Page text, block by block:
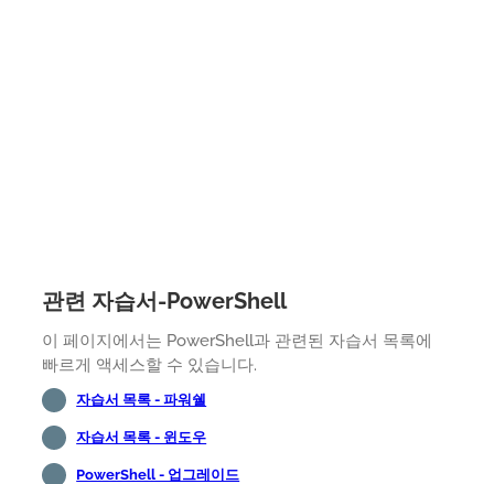
관련 자습서-PowerShell
이 페이지에서는 PowerShell과 관련된 자습서 목록에
빠르게 액세스할 수 있습니다.
자습서 목록 - 파워쉘
자습서 목록 - 윈도우
PowerShell - 업그레이드